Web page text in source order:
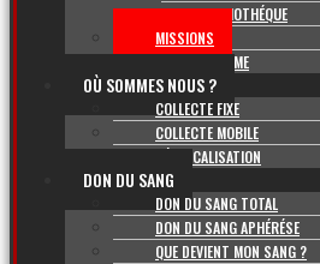
BIBLIOTHÉQUE
MISSIONS
ORGANIGRAMME
OÙ SOMMES NOUS ?
COLLECTE FIXE
COLLECTE MOBILE
GÉOLOCALISATION
DON DU SANG
DON DU SANG TOTAL
DON DU SANG APHÉRÉSE
QUE DEVIENT MON SANG ?